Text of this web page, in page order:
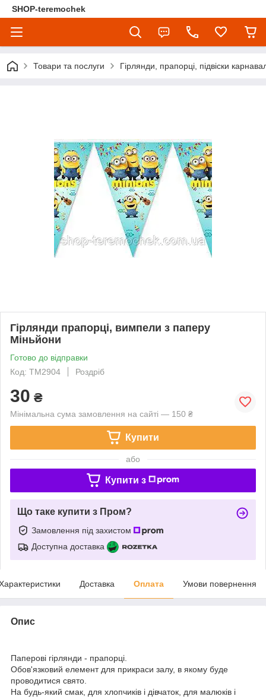
SHOP-teremochek
Товари та послуги Гірлянди, прапорці, підвіски
Гірлянди прапорці, вимпели з паперу
Міньйони
Готово до відправки
Код: TM2904
Роздріб
30 ₴
Мінімальна сума замовлення на сайті — 150 ₴
Купити
або
Купити з
Що таке купити з Пром?
Замовлення під захистом
Доступна доставка
Доставка Оплата Умови повернення
Опис
Паперові гірлянди - прапорці.
Обов'язковий елемент для прикраси залу, в якому буде
проводитися свято.
На будь-який смак, для хлопчиків і дівчаток, для малюків і